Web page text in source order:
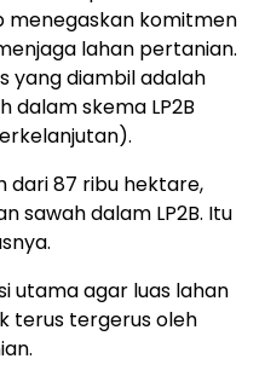
menegaskan komitmen
lahan pertanian.
yang diambil adalah
dalam skema LP2B
dari 87 ribu hektare,
sawah dalam LP2B. Itu
utama agar luas lahan
terus tergerus oleh